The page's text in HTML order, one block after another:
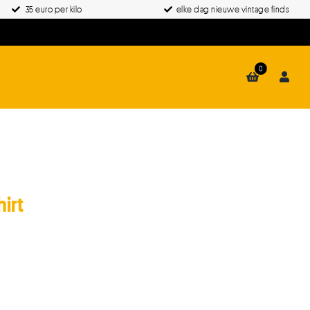
35 euro per kilo elke dag nieuwe vintage finds
0